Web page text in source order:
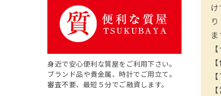
身近で安心便利な質屋をご利用下さい。
ブランド品や貴金属、時計でご用立て。
審査不要、最短５分でご融資します。